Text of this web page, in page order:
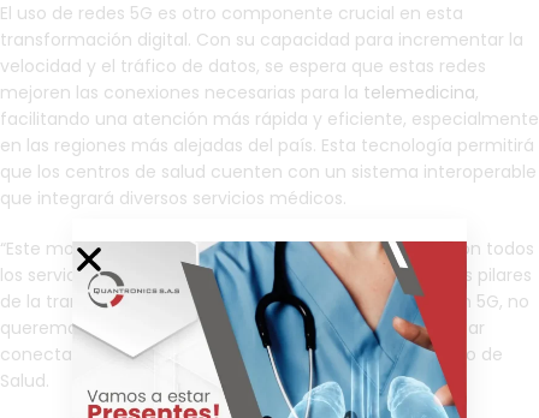
El uso de redes 5G es otro componente crucial en esta
transformación digital. Con su capacidad para incrementar la
velocidad y el tráfico de datos, se espera que estas redes
mejoren las conexiones necesarias para la telemedicina,
facilitando una atención más rápida y eficiente, especialmente
en las regiones más alejadas del país. Esta tecnología permitirá
que los centros de salud cuenten con un sistema interoperable
que integrará diversos servicios médicos.
“Este modelo de formación digital, que tiene que ver con todos
los servicios,telemedicinay atención primaria, sobre los pilares
de la transformación. Esperamos estar conectados con 5G, no
queremos que ningún puesto de salud se quede sin estar
conectado”, detalló Guillermo Alfonso Jaramillo, ministro de
Salud.